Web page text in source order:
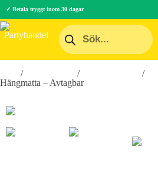
✓ Betala tryggt inom 30 dagar
/ / /
Hängmatta – Avtagbar